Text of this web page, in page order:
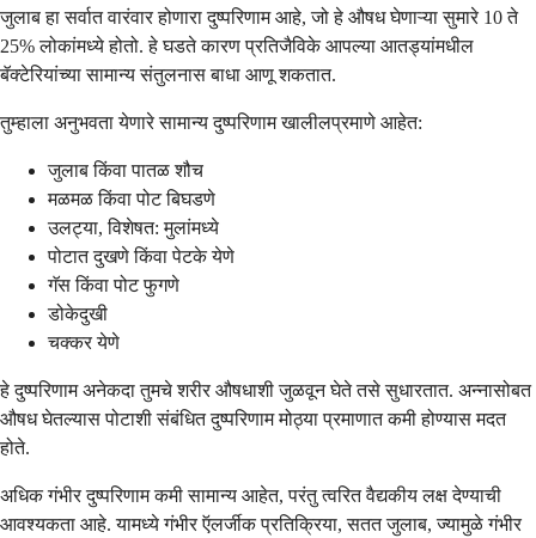
जुलाब हा सर्वात वारंवार होणारा दुष्परिणाम आहे, जो हे औषध घेणाऱ्या सुमारे 10 ते
25% लोकांमध्ये होतो. हे घडते कारण प्रतिजैविके आपल्या आतड्यांमधील
बॅक्टेरियांच्या सामान्य संतुलनास बाधा आणू शकतात.
तुम्हाला अनुभवता येणारे सामान्य दुष्परिणाम खालीलप्रमाणे आहेत:
जुलाब किंवा पातळ शौच
मळमळ किंवा पोट बिघडणे
उलट्या, विशेषत: मुलांमध्ये
पोटात दुखणे किंवा पेटके येणे
गॅस किंवा पोट फुगणे
डोकेदुखी
चक्कर येणे
हे दुष्परिणाम अनेकदा तुमचे शरीर औषधाशी जुळवून घेते तसे सुधारतात. अन्नासोबत
औषध घेतल्यास पोटाशी संबंधित दुष्परिणाम मोठ्या प्रमाणात कमी होण्यास मदत
होते.
अधिक गंभीर दुष्परिणाम कमी सामान्य आहेत, परंतु त्वरित वैद्यकीय लक्ष देण्याची
आवश्यकता आहे. यामध्ये गंभीर ऍलर्जीक प्रतिक्रिया, सतत जुलाब, ज्यामुळे गंभीर